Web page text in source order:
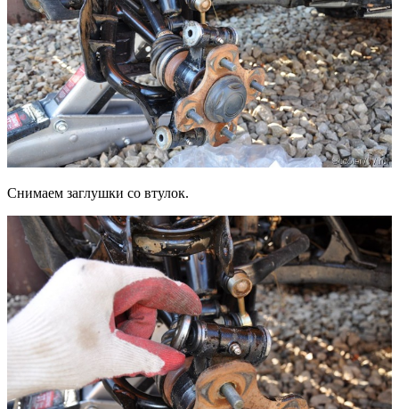
Снимаем заглушки со втулок.